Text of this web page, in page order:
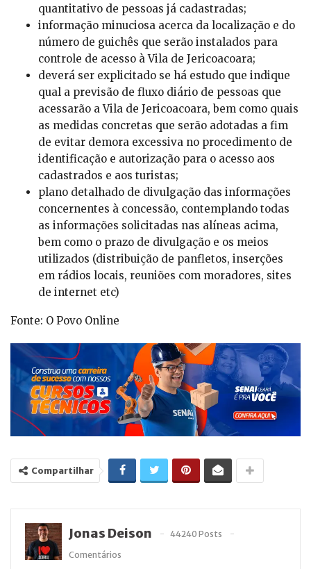
quantitativo de pessoas já cadastradas;
informação minuciosa acerca da localização e do
número de guichês que serão instalados para
controle de acesso à Vila de Jericoacoara;
deverá ser explicitado se há estudo que indique
qual a previsão de fluxo diário de pessoas que
acessarão a Vila de Jericoacoara, bem como quais
as medidas concretas que serão adotadas a fim
de evitar demora excessiva no procedimento de
identificação e autorização para o acesso aos
cadastrados e aos turistas;
plano detalhado de divulgação das informações
concernentes à concessão, contemplando todas
as informações solicitadas nas alíneas acima,
bem como o prazo de divulgação e os meios
utilizados (distribuição de panfletos, inserções
em rádios locais, reuniões com moradores, sites
de internet etc)
Fonte: O Povo Online
Compartilhar
Jonas Deison
44240 Posts
Comentários